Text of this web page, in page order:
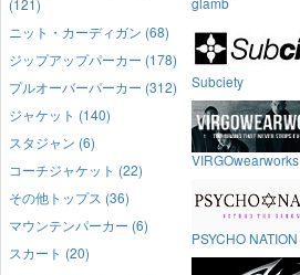
ニット・カーディガン (68)
ジップアップパーカー (178)
プルオーバーパーカー (312)
ジャケット (140)
スタジャン (6)
コーチジャケット (22)
その他トップス (36)
マウンテンパーカー (6)
スカート (20)
Subciety
VIRGOwearworks
PSYCHO NATION